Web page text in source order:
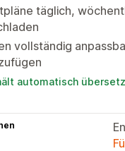
täglich,
vollständig
automatisch